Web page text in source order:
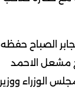
الصباح حفظه
مشعل الاحمد
الوزراء ووزير